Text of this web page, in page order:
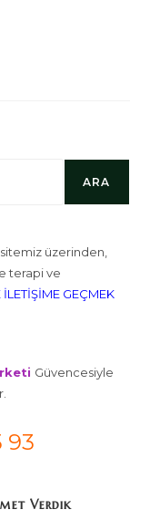
ARA
üzerinden,
terapi ve
GEÇMEK
Güvencesiyle
93
Verdik